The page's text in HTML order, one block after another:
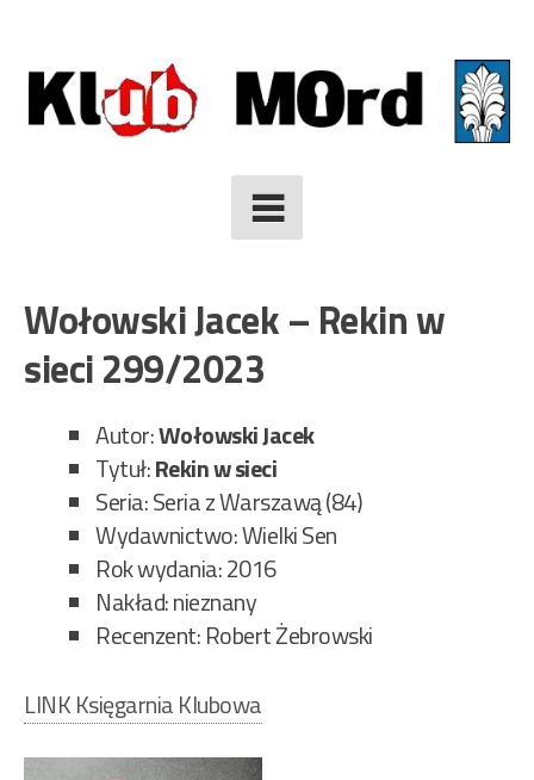
to
content
Wołowski Jacek – Rekin w
sieci 299/2023
Autor:Wołowski Jacek
Tytuł:Rekin w sieci
Seria: Seria z Warszawą (84)
Wydawnictwo: Wielki Sen
Rok wydania: 2016
Nakład: nieznany
Recenzent: Robert Żebrowski
LINK Księgarnia Klubowa